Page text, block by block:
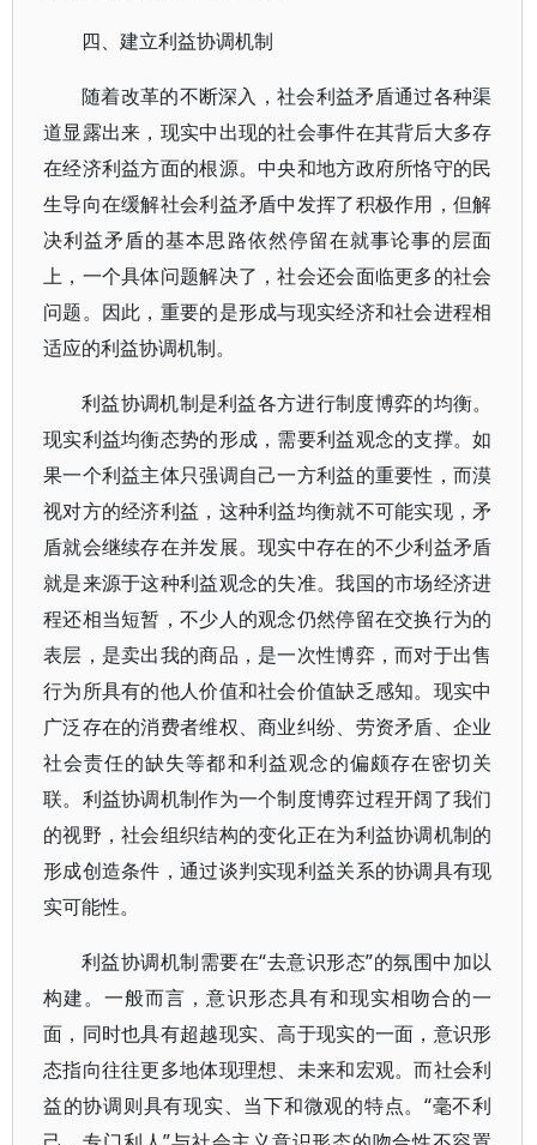
四、建立利益协调机制
随着改革的不断深入，社会利益矛盾通过各种渠
道显露出来，现实中出现的社会事件在其背后大多存
在经济利益方面的根源。中央和地方政府所恪守的民
生导向在缓解社会利益矛盾中发挥了积极作用，但解
决利益矛盾的基本思路依然停留在就事论事的层面
上，一个具体问题解决了，社会还会面临更多的社会
问题。因此，重要的是形成与现实经济和社会进程相
适应的利益协调机制。
利益协调机制是利益各方进行制度博弈的均衡。
现实利益均衡态势的形成，需要利益观念的支撑。如
果一个利益主体只强调自己一方利益的重要性，而漠
视对方的经济利益，这种利益均衡就不可能实现，矛
盾就会继续存在并发展。现实中存在的不少利益矛盾
就是来源于这种利益观念的失准。我国的市场经济进
程还相当短暂，不少人的观念仍然停留在交换行为的
表层，是卖出我的商品，是一次性博弈，而对于出售
行为所具有的他人价值和社会价值缺乏感知。现实中
广泛存在的消费者维权、商业纠纷、劳资矛盾、企业
社会责任的缺失等都和利益观念的偏颇存在密切关
联。利益协调机制作为一个制度博弈过程开阔了我们
的视野，社会组织结构的变化正在为利益协调机制的
形成创造条件，通过谈判实现利益关系的协调具有现
实可能性。
利益协调机制需要在“去意识形态”的氛围中加以
构建。一般而言，意识形态具有和现实相吻合的一
面，同时也具有超越现实、高于现实的一面，意识形
态指向往往更多地体现理想、未来和宏观。而社会利
益的协调则具有现实、当下和微观的特点。“毫不利